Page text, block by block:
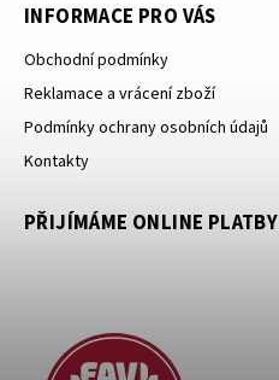
INFORMACE PRO VÁS
Obchodní podmínky
Reklamace a vrácení zboží
Podmínky ochrany osobních údajů
Kontakty
PŘIJÍMÁME ONLINE PLATBY